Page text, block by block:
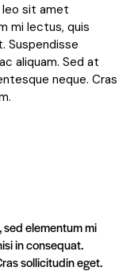
sit amet
mi lectus, quis
Suspendisse
aliquam. Sed at
neque. Cras
sed elementum mi
in consequat.
sollicitudin eget.